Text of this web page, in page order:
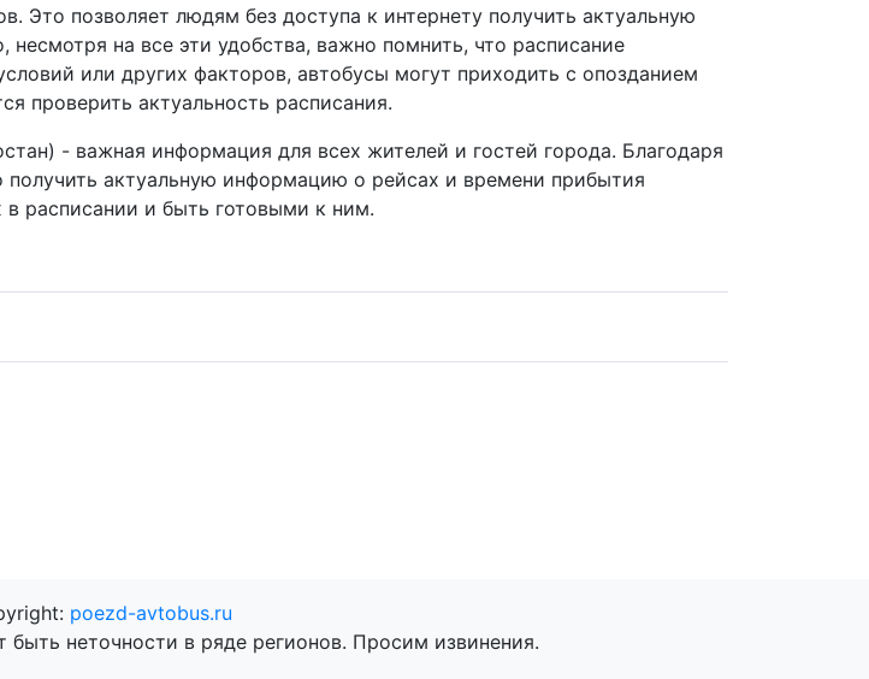
Это позволяет людям без доступа к интернету получить актуальную
на все эти удобства, важно помнить, что расписание
или других факторов, автобусы могут приходить с опозданием
проверить актуальность расписания.
- важная информация для всех жителей и гостей города. Благодаря
актуальную информацию о рейсах и времени прибытия
расписании и быть готовыми к ним.
poezd-avtobus.ru
быть неточности в ряде регионов. Просим извинения.